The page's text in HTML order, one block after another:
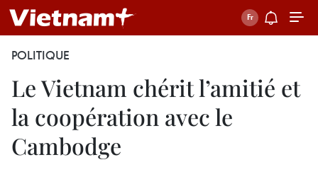
POLITIQUE
Le Vietnam chérit l’amitié et
la coopération avec le
Cambodge